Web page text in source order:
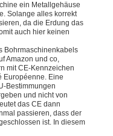
ein Metallgehäuse
Solange alles korrekt
da die Erdung das
auch hier keinen
Bohrmaschinenkabels
Amazon und co,
mit CE-Kennzeichen
Européenne. Eine
Bestimmungen
und nicht von
das CE dann
passieren, dass der
ist. In diesem